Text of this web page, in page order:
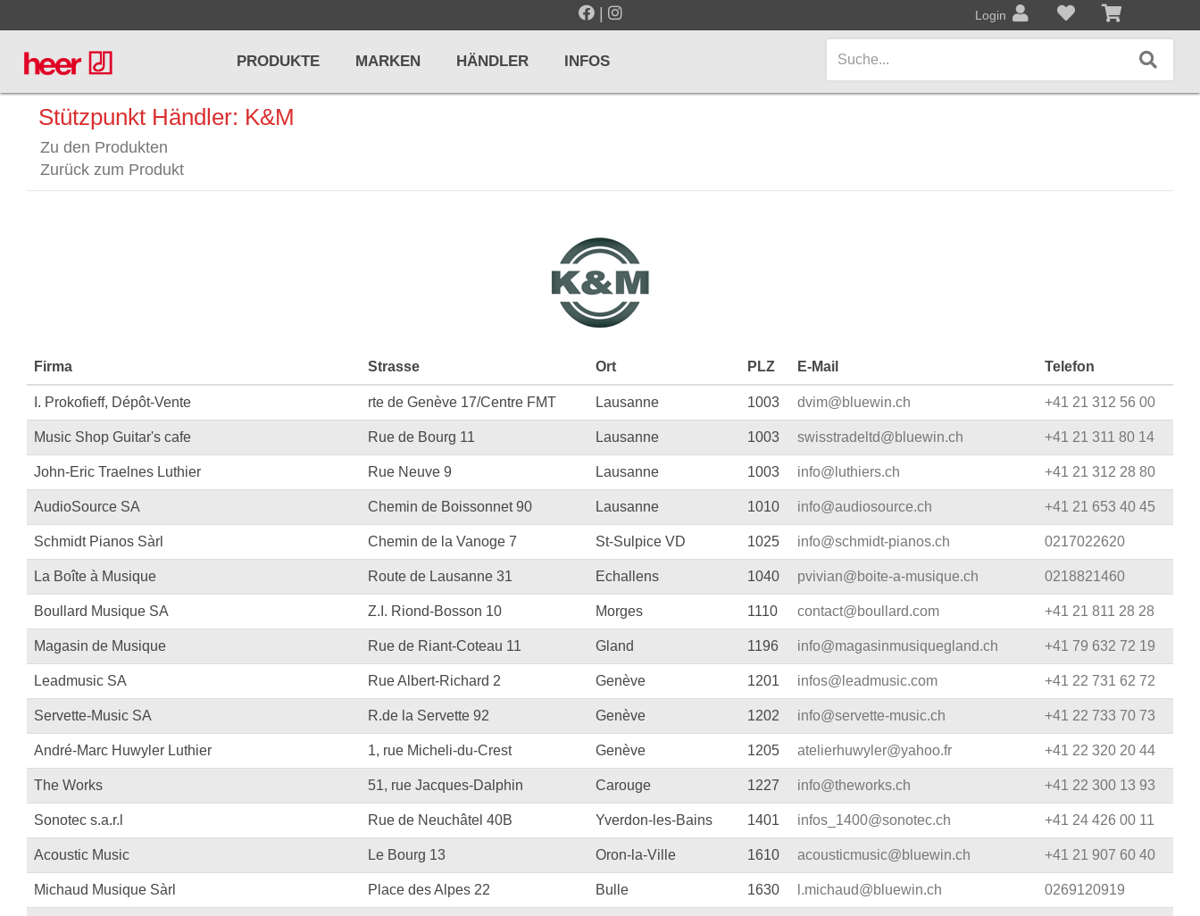
| Login
PRODUKTE
LICHT / EFFEKTE
E-Gitarren
... mehr
PRO AUDIO, MICS, STANDS
Proel Pro Audio
Ständer
... mehr
DRUMS & PERCUSSION
Schlagzeuge
Roto Toms
... mehr
HOLZBLASINSTRUMENTE
Blockflöten
Querflöten
... mehr
BLECHBLASINSTRUMENTE
Blechblasinstrumente Premium
Mundstücke
... mehr
STREICHINSTRUMENTE
Violinen
Violen, Gamben
Celli
... mehr
MARKEN HÄNDLER INFOS
Infos
Stützpunkt Händler: K&M
Zu den Produkten
Zurück zum Produkt
Firma Strasse Ort PLZ E-Mail Telefon
I. Prokofieff, Dépôt-Vente rte de Genève 17/Centre FMT Lausanne 1003 dvim@bluewin.ch +41 21 312 56 00
Music Shop Guitar's cafe Rue de Bourg 11 Lausanne 1003 swisstradeltd@bluewin.ch +41 21 311 80 14
John-Eric Traelnes Luthier Rue Neuve 9 Lausanne 1003 info@luthiers.ch +41 21 312 28 80
AudioSource SA Chemin de Boissonnet 90 Lausanne 1010 info@audiosource.ch +41 21 653 40 45
Schmidt Pianos Sàrl Chemin de la Vanoge 7 St-Sulpice VD 1025 info@schmidt-pianos.ch 0217022620
La Boîte à Musique Route de Lausanne 31 Echallens 1040 pvivian@boite-a-musique.ch 0218821460
Boullard Musique SA Z.I. Riond-Bosson 10 Morges 1110 contact@boullard.com +41 21 811 28 28
Magasin de Musique Rue de Riant-Coteau 11 Gland 1196 info@magasinmusiquegland.ch +41 79 632 72 19
Leadmusic SA Rue Albert-Richard 2 Genève 1201 infos@leadmusic.com +41 22 731 62 72
Servette-Music SA R.de la Servette 92 Genève 1202 info@servette-music.ch +41 22 733 70 73
André-Marc Huwyler Luthier 1, rue Micheli-du-Crest Genève 1205 atelierhuwyler@yahoo.fr +41 22 320 20 44
The Works 51, rue Jacques-Dalphin Carouge 1227 info@theworks.ch +41 22 300 13 93
Sonotec s.a.r.l Rue de Neuchâtel 40B Yverdon-les-Bains 1401 infos_1400@sonotec.ch +41 24 426 00 11
Acoustic Music Le Bourg 13 Oron-la-Ville 1610 acousticmusic@bluewin.ch +41 21 907 60 40
Michaud Musique Sàrl Place des Alpes 22 Bulle 1630 l.michaud@bluewin.ch 0269120919